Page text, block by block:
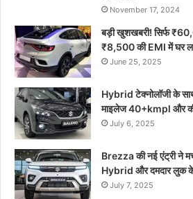
November 17, 2024
बड़ी खुशखबरी! सिर्फ
₹8,500 की EMI में घर
June 25, 2025
Hybrid टेक्नोलॉजी के
माइलेज 40+kmpl और
July 6, 2025
Brezza की नई एंट्री ने
Hybrid और दमदार लुक
July 7, 2025